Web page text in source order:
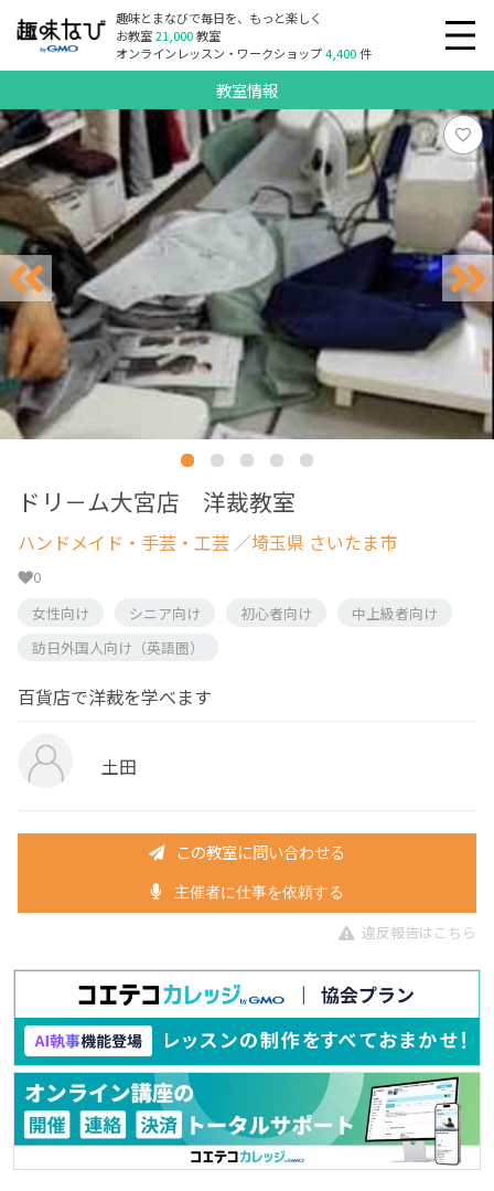
趣味とまなびで毎日を、もっと楽しく
お教室21,000教室
オンラインレッスン・ワークショップ4,400件
教室情報
ドリ－ム大宮店 洋裁教室
ハンドメイド・手芸・工芸 ／埼玉県 さいたま市
0
女性向け
シニア向け 初心者向け
中上級者向け
訪日外国人向け（英語圏）
百貨店で洋裁を学べます
土田
この教室に問い合わせる
主催者に仕事を依頼する
違反報告はこちら